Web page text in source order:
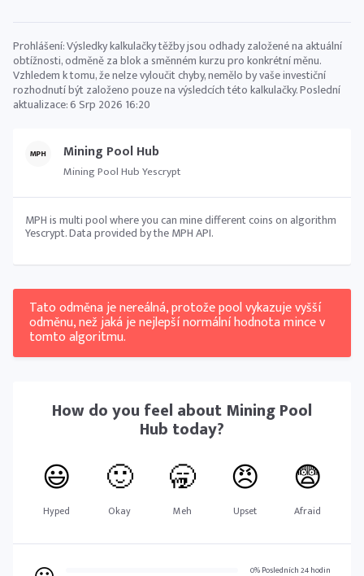
Mining Pool Hub
Mining Pool Hub Yescrypt
MPH is multi pool where you can mine different coins on algorithm
Yescrypt. Data provided by the MPH API.
Tato odměna je nereálná, protože pool vykazuje vyšší
odměnu, než jaká je nejlepší normální hodnota mince v
tomto algoritmu.
How do you feel about Mining Pool
Hub today?
😃
Hyped
🙂
Okay
🥱
Meh
😠
Upset
😨
Afraid
0% Posledních 24 hodin
Prohlášení: Výsledky kalkulačky těžby jsou odhady založené na aktuální
obtížnosti, odměně za blok a směnném kurzu pro konkrétní měnu.
Vzhledem k tomu, že nelze vyloučit chyby, nemělo by vaše investiční
rozhodnutí být založeno pouze na výsledcích této kalkulačky. Poslední
aktualizace:6 Srp 2026 16:20